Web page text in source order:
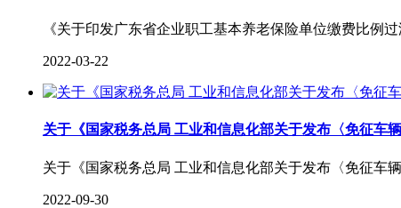
《关于印发广东省企业职工基本养老保险单位缴费比例
2022-03-22
关于《国家税务总局 工业和信息化部关于发布〈免征车
关于《国家税务总局 工业和信息化部关于发布〈免征车
2022-09-30